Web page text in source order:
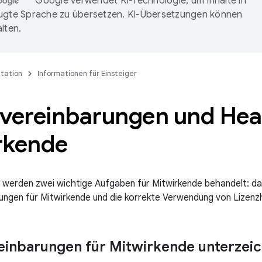
Sprache zu übersetzen. KI-Übersetzungen können
Informationen für Einsteiger
und
zwei wichtige Aufgaben für Mitwirkende behandelt:
für Mitwirkende und die korrekte Verwendung von
für Mitwirkende